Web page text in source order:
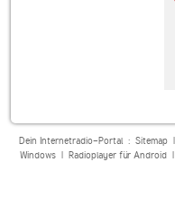
Dein Internetradio-Portal : Sitemap|
Windows| Radioplayer für Android|